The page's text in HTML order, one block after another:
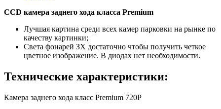
CCD камера заднего хода класса Premium
Лучшая картина среди всех камер парковки на рынке по
качеству картинки;
Света фонарей ЗХ достаточно чтобы получить четкое
цветное изображение. В диодах нет необходимости.
Технические характеристики:
Камера заднего хода класс Premium 720P